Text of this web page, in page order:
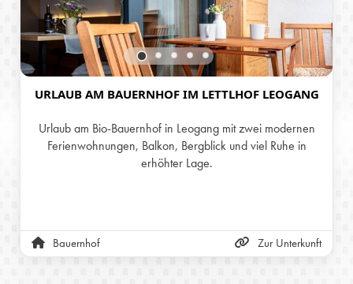
URLAUB AM BAUERNHOF IM LETTLHOF LEOGANG
Urlaub am Bio-Bauernhof in Leogang mit zwei modernen
Ferienwohnungen, Balkon, Bergblick und viel Ruhe in
erhöhter Lage.
Bauernhof Zur Unterkunft